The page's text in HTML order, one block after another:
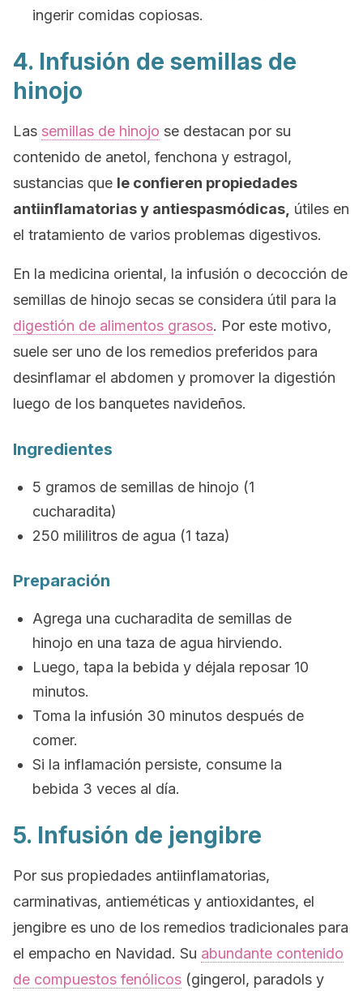
ingerir comidas copiosas.
4. Infusión de semillas de
hinojo
Las semillas de hinojo se destacan por su
contenido de anetol, fenchona y estragol,
sustancias que le confieren propiedades
antiinflamatorias y antiespasmódicas, útiles en
el tratamiento de varios problemas digestivos.
En la medicina oriental, la infusión o decocción de
semillas de hinojo secas se considera útil para la
digestión de alimentos grasos. Por este motivo,
suele ser uno de los remedios preferidos para
desinflamar el abdomen y promover la digestión
luego de los banquetes navideños.
Ingredientes
5 gramos de semillas de hinojo (1
cucharadita)
250 mililitros de agua (1 taza)
Preparación
Agrega una cucharadita de semillas de
hinojo en una taza de agua hirviendo.
Luego, tapa la bebida y déjala reposar 10
minutos.
Toma la infusión 30 minutos después de
comer.
Si la inflamación persiste, consume la
bebida 3 veces al día.
5. Infusión de jengibre
Por sus propiedades antiinflamatorias,
carminativas, antieméticas y antioxidantes, el
jengibre es uno de los remedios tradicionales para
el empacho en Navidad. Su abundante contenido
de compuestos fenólicos (gingerol, paradols y